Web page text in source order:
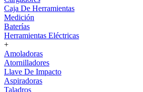
Caja De Herramientas
Medición
Baterías
Herramientas Eléctricas
+
Amoladoras
Atornilladores
Llave De Impacto
Aspiradoras
Taladros